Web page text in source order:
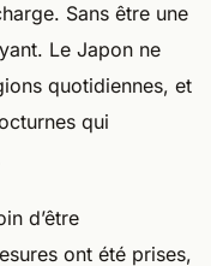
Sans être une
Le Japon ne
quotidiennes, et
qui
d’être
ont été prises,